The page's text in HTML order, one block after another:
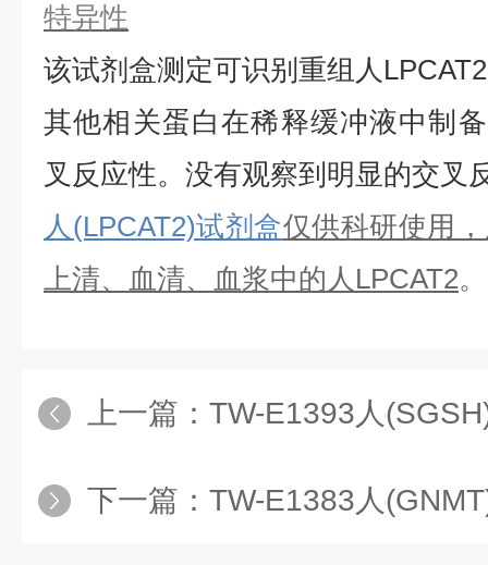
特异性
该试剂盒测定可识别重组 人 LPCAT2
其他相关蛋白在稀释缓冲液中制
叉反应性。没有观察到明显的交叉
人(LPCAT2)试剂盒仅供科研使用
上清、血清、血浆中的 人 LPCAT2。
上一篇： TW-E1393人
下一篇： TW-E1383人